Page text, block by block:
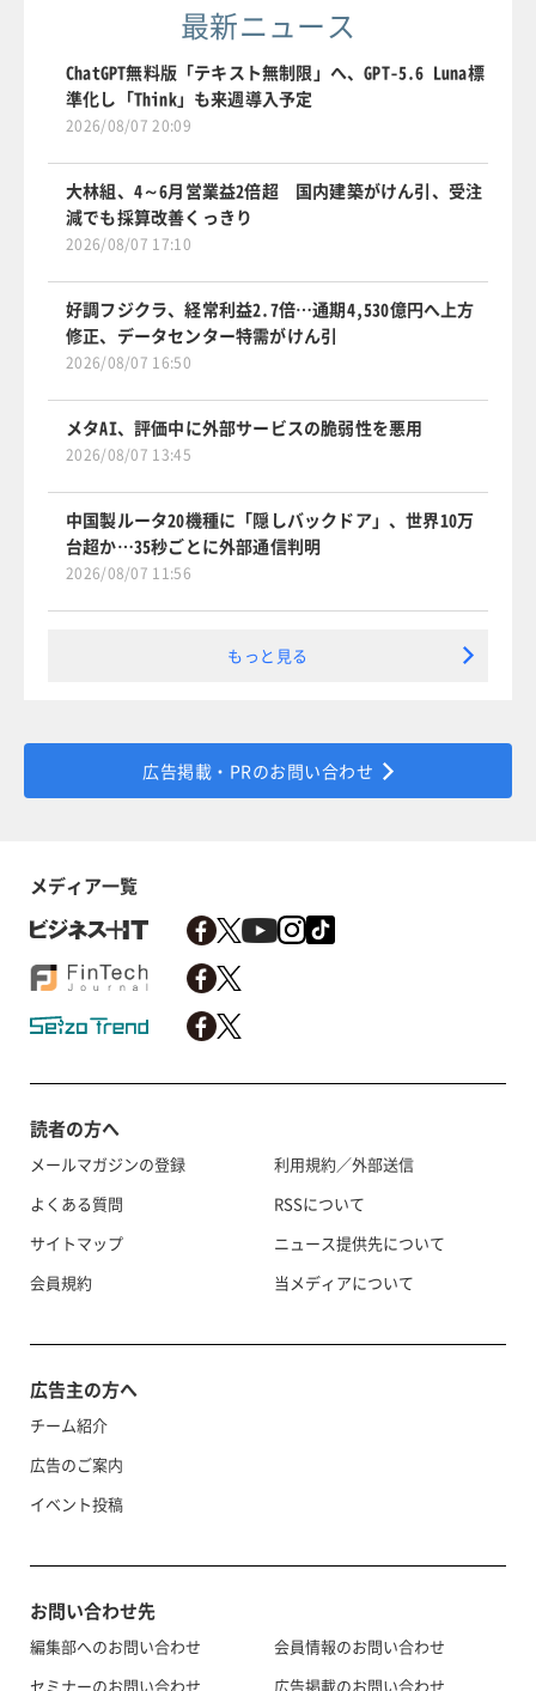
最新ニュース
ChatGPT無料版「テキスト無制限」へ、GPT-5.6 Luna標
準化し「Think」も来週導入予定
2026/08/07 20:09
大林組、4～6月営業益2倍超 国内建築がけん引、受注
減でも採算改善くっきり
2026/08/07 17:10
好調フジクラ、経常利益2.7倍…通期4,530億円へ上方
修正、データセンター特需がけん引
2026/08/07 16:50
メタAI、評価中に外部サービスの脆弱性を悪用
2026/08/07 13:45
中国製ルータ20機種に「隠しバックドア」、世界10万
台超か…35秒ごとに外部通信判明
2026/08/07 11:56
もっと見る
広告掲載・PRのお問い合わせ
メディア一覧
読者の方へ
メールマガジンの登録
よくある質問
サイトマップ
会員規約
利用規約／外部送信
RSSについて
ニュース提供先について
当メディアについて
広告主の方へ
チーム紹介
広告のご案内
イベント投稿
お問い合わせ先
編集部へのお問い合わせ
セミナーのお問い合わせ
会員情報のお問い合わせ
広告掲載のお問い合わせ